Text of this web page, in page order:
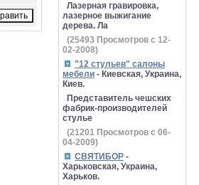
Лазерная гравировка,
лазерное выжигание
дерева. Ла
(25493 Просмотров с 12-
02-2008)
"12 стульев" салоны
мебели - Киевская, Украина,
Киев.
Представитель чешских
фабрик-производителей
стулье
(21201 Просмотров с 06-
04-2009)
СВЯТИБОР -
Харьковская, Украина,
Харьков.